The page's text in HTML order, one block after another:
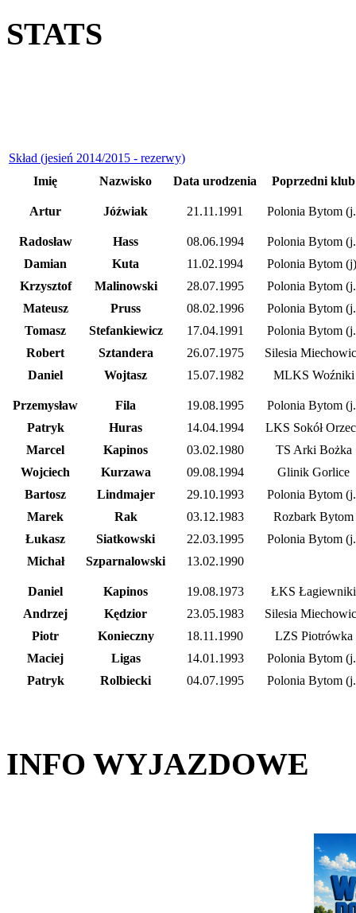
STATS
Skład (jesień 2014/2015 - rezerwy)
Imię
Nazwisko Data urodzenia Poprzedni klub
Artur Jóźwiak 21.11.1991 Polonia Bytom
Radosław Hass 08.06.1994
Polonia Bytom
Damian
Kuta 11.02.1994
Polonia Bytom
Krzysztof
Malinowski 28.07.1995
Polonia Bytom
Mateusz
Pruss 08.02.1996
Polonia Bytom
Tomasz
Stefankiewicz 17.04.1991
Polonia Bytom
Robert
Sztandera 26.07.1975
Silesia
Daniel
Wojtasz 15.07.1982 MLKS Woźniki
Przemysław Fila 19.08.1995
Polonia Bytom
Patryk
Huras 14.04.1994
LKS Sokół
Marcel
Kapinos 03.02.1980
TS Arki Bożka
Wojciech
Kurzawa 09.08.1994
Glinik Gorlice
Bartosz
Lindmajer 29.10.1993
Polonia Bytom
Marek
Rak 03.12.1983
Rozbark Bytom
Łukasz
Siatkowski 22.03.1995
Polonia Bytom
Michał
Szparnalowski 13.02.1990
Daniel Kapinos 19.08.1973
ŁKS Łagiewniki
Andrzej
Kędzior 23.05.1983
Silesia
Piotr
Konieczny 18.11.1990
LZS Piotrówka
Maciej
Ligas 14.01.1993
Polonia Bytom
Patryk
Rolbiecki 04.07.1995 Polonia Bytom
INFO WYJAZDOWE